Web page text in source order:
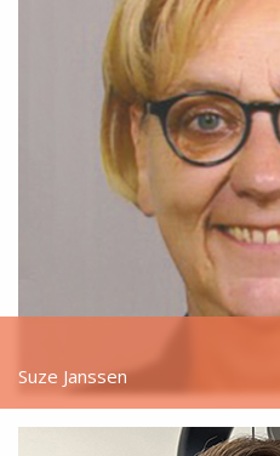
Suze Janssen